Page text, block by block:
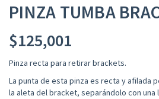
PINZA TUMBA
$125,001
Pinza recta para retirar brackets.
La punta de esta pinza es recta y afilada
la aleta del bracket, separándolo con una